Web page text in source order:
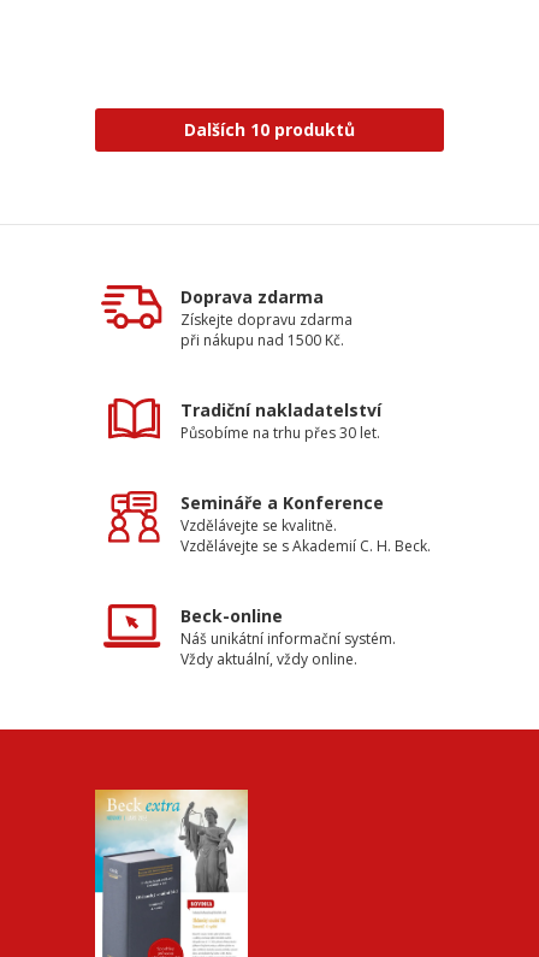
Dalších 10 produktů
Doprava zdarma
Získejte dopravu zdarma
při nákupu nad 1500 Kč.
Tradiční nakladatelství
Působíme na trhu přes 30 let.
Semináře a Konference
Vzdělávejte se kvalitně.
Vzdělávejte se s Akademií C. H. Beck.
Beck-online
Náš unikátní informační systém.
Vždy aktuální, vždy online.